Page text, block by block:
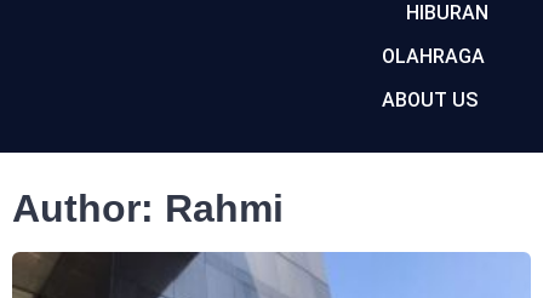
HIBURAN
OLAHRAGA
ABOUT US
Author: Rahmi